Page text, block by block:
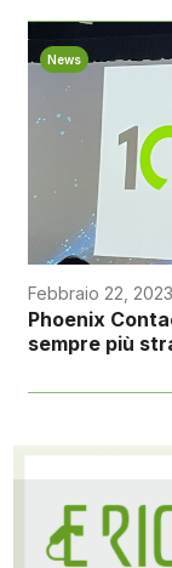
News
Febbraio 22, 2023
Phoenix
sempre più